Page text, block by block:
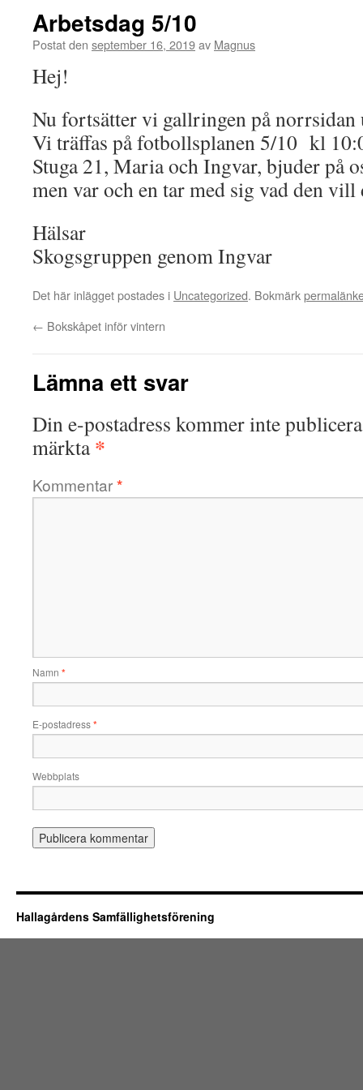
Arbetsdag 5/10
Postat den september 16, 2019av Magnus
Hej!
Nu fortsätter vi gallringen på norrsidan
Vi träffas på fotbollsplanen 5/10 kl
Stuga 21, Maria och Ingvar, bjuder på
men var och en tar med sig vad den
Hälsar
Skogsgruppen genom Ingvar
Det här inlägget postades i Uncategorized. Bokmärk
← Bokskåpet inför vintern
Lämna ett svar
Din e-postadress kommer inte
märkta*
Kommentar*
Namn *
E-postadress*
Webbplats
Hallagårdens Samfällighetsförening